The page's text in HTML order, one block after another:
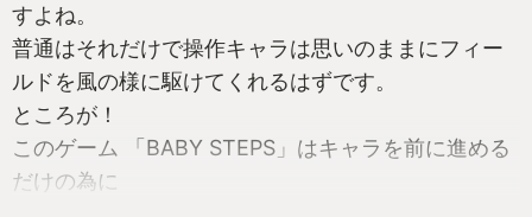
すよね。
普通はそれだけで操作キャラは思いのままにフィー
ルドを風の様に駆けてくれるはずです。
ところが！
このゲーム 「BABY STEPS」はキャラを前に進める
だけの為に